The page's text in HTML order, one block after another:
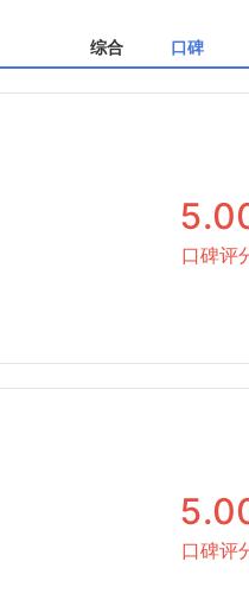
阿布扎比FSRA
综合 口碑
口碑评
口碑评